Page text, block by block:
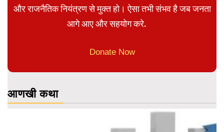
और राजनैतिक नियंत्रण से मुक्त हो। ऐसा तभी संभव है जब जनता
आगे आए और सहयोग करे.
Donate Now
आणखी कथा